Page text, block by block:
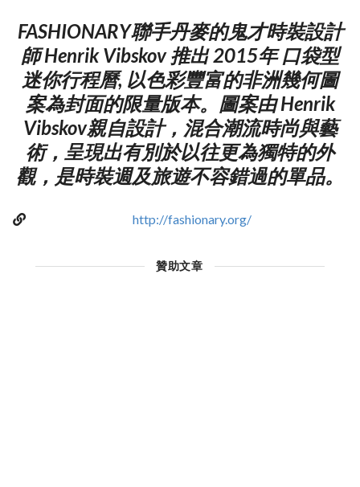
FASHIONARY聯手丹麥的鬼才時裝設計
師 Henrik Vibskov 推出 2015年 口袋型
迷你行程曆, 以色彩豐富的非洲幾何圖
案為封面的限量版本。圖案由 Henrik
Vibskov親自設計，混合潮流時尚與藝
術，呈現出有別於以往更為獨特的外
觀，是時裝週及旅遊不容錯過的單品。
http://fashionary.org/
贊助文章